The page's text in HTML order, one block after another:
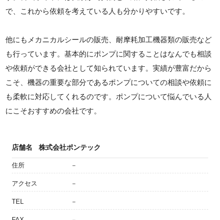
で、これから依頼を考えている人も分かりやすいです。
他にもメカニカルシールの販売、耐摩耗加工機器類の販売など
も行っています。基本的にポンプに関することはなんでも相談
や依頼ができる会社として知られています。実績が豊富だから
こそ、機器の重要な部分であるポンプについての相談や依頼に
も柔軟に対応してくれるのです。ポンプについて悩んでいる人
にこそおすすめの会社です。
店舗名 株式会社ポンテック
住所 －
アクセス －
TEL －